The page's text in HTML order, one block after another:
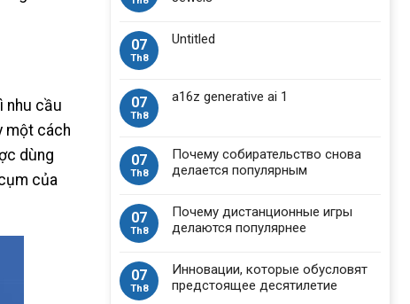
nhu cầu
một cách
dùng
của
07
Th8
Untitled
07
Th8
a16z generative ai 1
07
Th8
Почему собирательство снова
делается популярным
07
Th8
Почему дистанционные игры
делаются популярнее
07
Th8
Инновации, которые обусловят
предстоящее десятилетие